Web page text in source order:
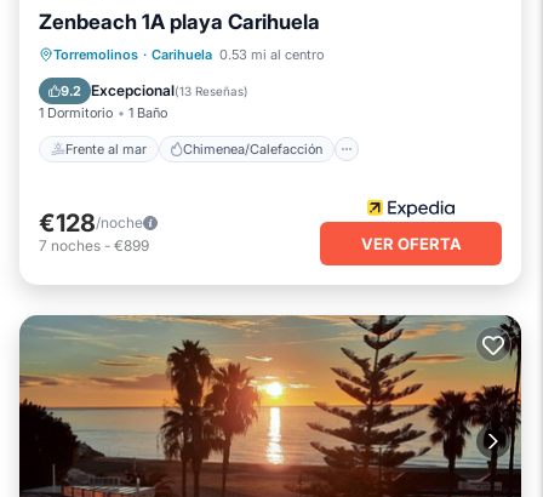
Zenbeach 1A playa Carihuela
Torremolinos · Carihuela 0.53 mi al centro
9.2 Excepcional(13 Reseñas)
1 Dormitorio 1 Baño
Frente al mar Chimenea/Calefacción
Frente al mar
Chimenea/Calefacción
Vista al mar
€128/noche
7 noches - €899 VER OFERTA